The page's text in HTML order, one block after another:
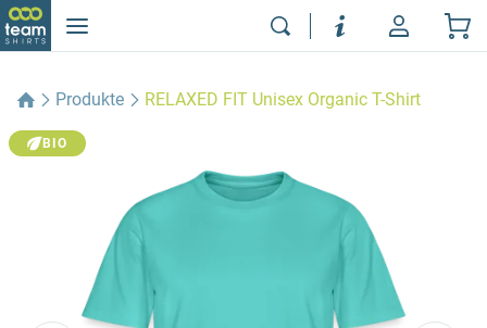
Produkte RELAXED FIT Unisex Organic T-Shirt
BIO